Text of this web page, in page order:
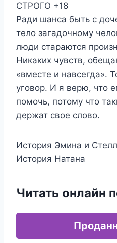
СТРОГО +18
Ради шанса быть с
тело загадочному
люди стараются
Никаких чувств,
«вместе и навсегда».
уговор. И я верю, что
помочь, потому что
держат свое слово.
История Эмина и
История Натана
Читать онлайн